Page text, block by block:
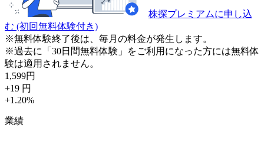
株探プレミアムに申し込
む (初回無料体験付き)
※無料体験終了後は、毎月の料金が発生します。
※過去に「30日間無料体験」をご利用になった方には無料体
験は適用されません。
1,599円
+19 円
+1.20%
業績